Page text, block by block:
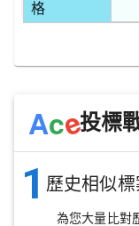
格
Ace投標
1 歷史相似
為您大量比對